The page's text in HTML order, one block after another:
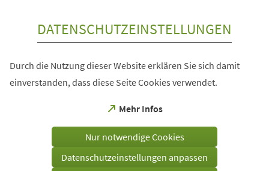
DATENSCHUTZEINSTELLUNGEN
Durch die Nutzung dieser Website erklären Sie sich damit
einverstanden, dass diese Seite Cookies verwendet.
Mehr Infos
(Öffnet
einem
Tab)
Nur notwendige Cookies
Datenschutzeinstellungen anpassen